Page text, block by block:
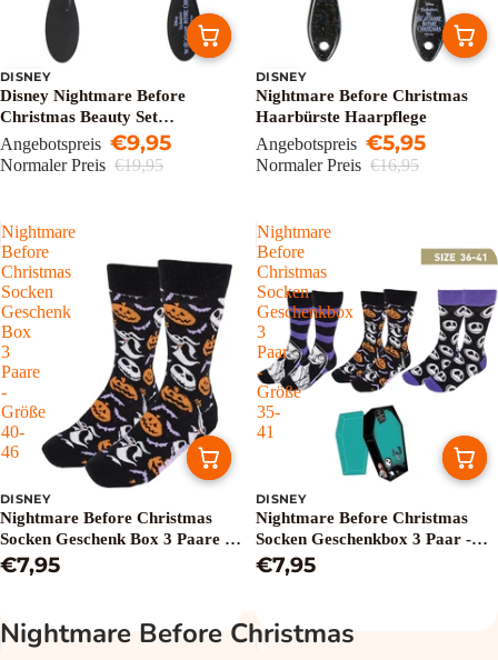
Sale
DISNEY
Disney Nightmare Before
Christmas Beauty Set
Haarbürste Haar Scrunshies
Kulturbeutel
Angebotspreis €9,95
Normaler Preis €19,95
Sale
DISNEY
Nightmare Before Christmas
Haarbürste Haarpflege
Angebotspreis €5,95
Normaler Preis €16,95
Nightmare
Before
Christmas
Socken
Geschenk
Box
3
Paare
-
Größe
40-
46
DISNEY
Nightmare Before Christmas
Socken Geschenk Box 3 Paare -
Größe 40-46
€7,95
Nightmare
Before
Christmas
Socken
Geschenkbox
3
Paar
-
Größe
35-
41
DISNEY
Nightmare Before Christmas
Socken Geschenkbox 3 Paar -
Größe 35-41
€7,95
Nightmare Before Christmas